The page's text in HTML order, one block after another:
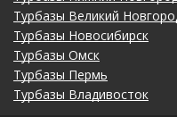
Турбазы Великий
Турбазы Новосибирск
Турбазы Омск
Турбазы Пермь
Турбазы Владивосток